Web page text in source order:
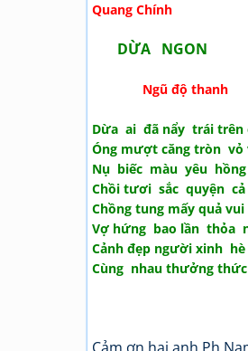
Quang Chính
DỪA NGON
Ngũ độ thanh
Dừa ai đã nẩy trái trên
Óng mượt căng tròn vỏ
Nụ biếc màu yêu
Chồi tươi sắc quyện
Chồng tung mấy quả
Vợ hứng bao lần thỏa
Cảnh đẹp người xinh hè
Cùng nhau thưởng